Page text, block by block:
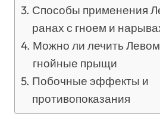
Способы применения
ранах с гноем и
Можно ли лечить
гнойные прыщи
Побочные эффекты и
противопоказания